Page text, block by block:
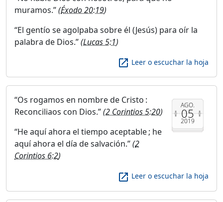
muramos. (Éxodo 20:19)
El gentío se agolpaba sobre él (Jesús) para oír la
palabra de Dios. (Lucas 5:1)
launch Leer o escuchar la hoja
AGO.
05
2019
Os rogamos en nombre de Cristo :
Reconciliaos con Dios. (2 Corintios 5:20)
He aquí ahora el tiempo aceptable ; he
aquí ahora el día de salvación. (2
Corintios 6:2)
launch Leer o escuchar la hoja